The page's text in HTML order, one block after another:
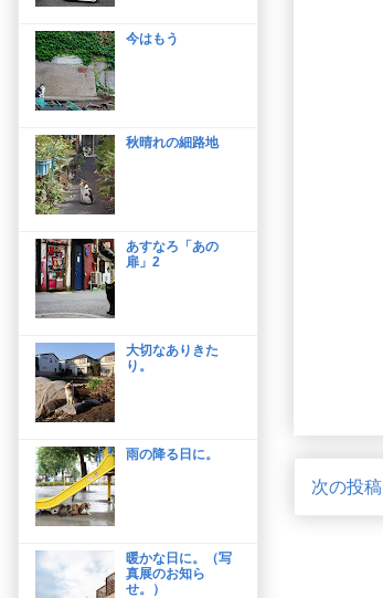
次の投稿
今はもう
秋晴れの細路地
あすなろ「あの
扉」2
大切なありきた
り。
雨の降る日に。
暖かな日に。（写
真展のお知ら
せ。）